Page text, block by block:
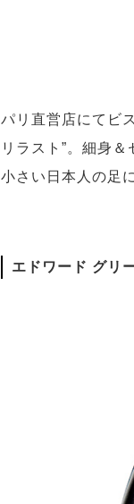
パリ直営店にてビ
リラスト”。細身
小さい日本人の足
エドワード グリ